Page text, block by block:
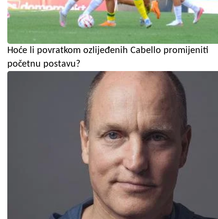
Hoće li povratkom ozlijeđenih Cabello promijeniti
početnu postavu?